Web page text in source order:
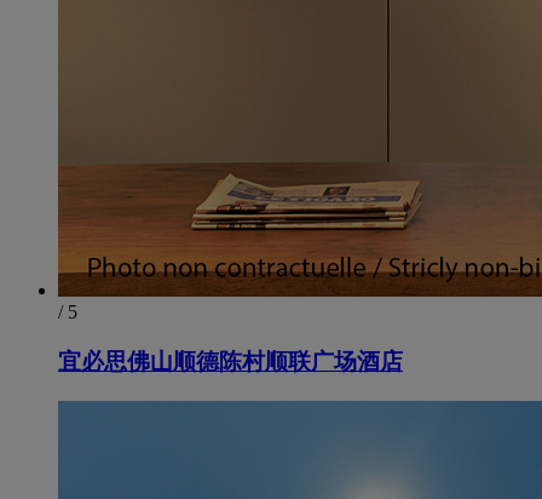
/ 5
宜必思佛山顺德陈村顺联广场酒店